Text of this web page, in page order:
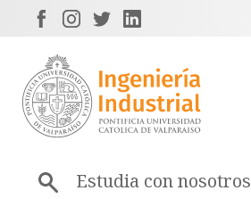
Estudia con nosotros